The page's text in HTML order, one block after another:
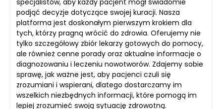
podjąć decyzje dotyczące swojej kuracji. Nasza
platforma jest doskonałym pierwszym krokiem dla
tych, którzy pragną wrócić do zdrowia. Oferujemy nie
tylko szczegółowy zbiór lekarzy gotowych do pomocy,
ale również cenne porady oraz aktualne informacje o
diagnozowaniu i leczeniu nowotworów. Zdajemy sobie
sprawę, jak ważne jest, aby pacjenci czuli się
zrozumiani i wspierani, dlatego dostarczamy im
wszelkich niezbędnych informacji, które pomogą im
lepiej zrozumieć swoją sytuację zdrowotną.